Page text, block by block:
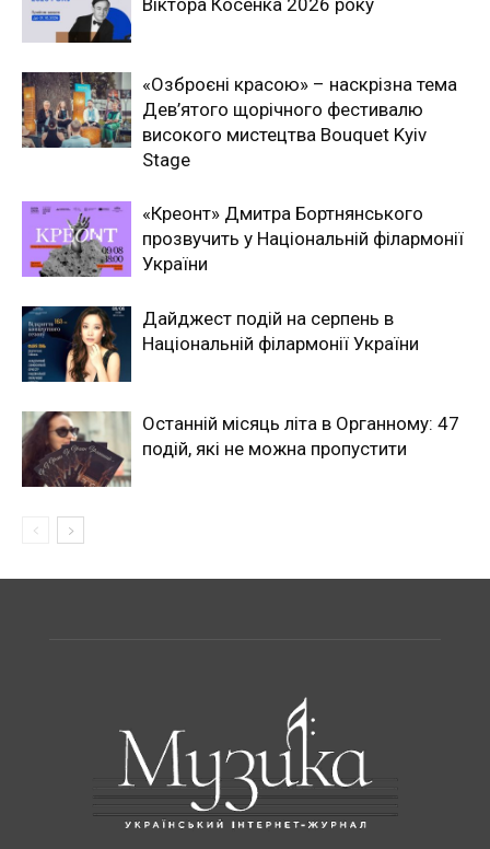
Віктора Косенка 2026 року
«Озброєні красою» – наскрізна тема
Дев’ятого щорічного фестивалю
високого мистецтва Bouquet Kyiv
Stage
«Креонт» Дмитра Бортнянського
прозвучить у Національній філармонії
України
Дайджест подій на серпень в
Національній філармонії України
Останній місяць літа в Органному: 47
подій, які не можна пропустити